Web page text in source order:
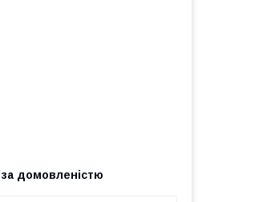
за домовленістю